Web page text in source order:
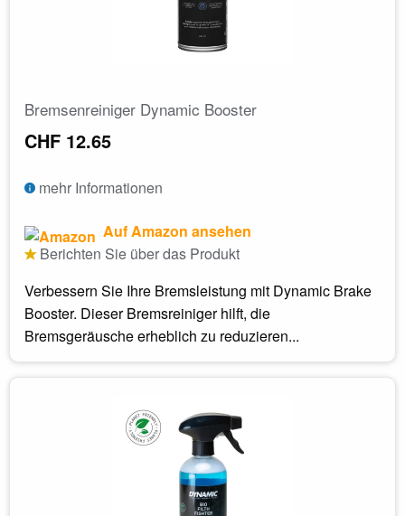
Bremsenreiniger Dynamic Booster
CHF 12.65
mehr Informationen
Auf Amazon ansehen
Berichten Sie über das Produkt
Verbessern Sie Ihre Bremsleistung mit Dynamic Brake
Booster. Dieser Bremsreiniger hilft, die
Bremsgeräusche erheblich zu reduzieren...